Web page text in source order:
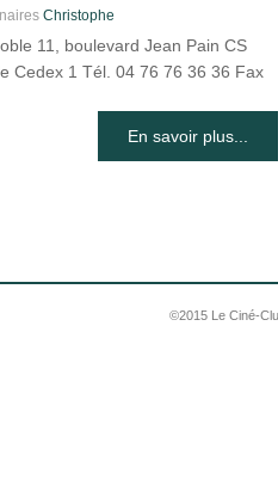
Christophe
11, boulevard Jean Pain CS
Cedex 1 Tél. 04 76 76 36 36 Fax
En savoir plus...
©2015 Le Ciné-